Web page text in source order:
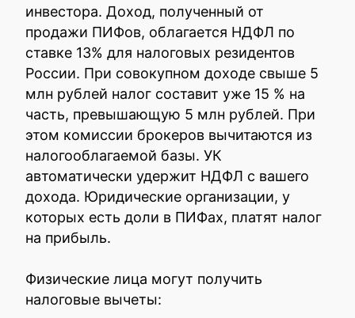
инвестора. Доход, полученный от
продажи ПИФов, облагается НДФЛ по
ставке 13% для налоговых резидентов
России. При совокупном доходе свыше 5
млн рублей налог составит уже 15 % на
часть, превышающую 5 млн рублей. При
этом комиссии брокеров вычитаются из
налогооблагаемой базы. УК
автоматически удержит НДФЛ с вашего
дохода. Юридические организации, у
которых есть доли в ПИФах, платят налог
на прибыль.
Физические лица могут получить
налоговые вычеты: